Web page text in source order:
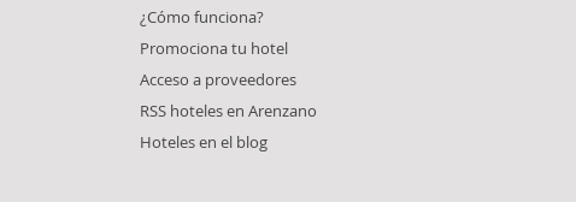
¿Cómo funciona?
Promociona tu hotel
Acceso a proveedores
RSS hoteles en Arenzano
Hoteles en el blog